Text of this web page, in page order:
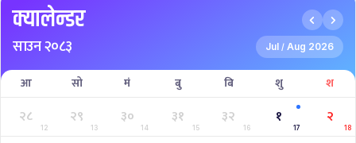
क्यालेन्डर
साउन २०८३ Jul / Aug 2026
आ सो मं बु बि शु श
२८
12
२९
13
३०
14
३१
15
३२
16
१
17
२
18